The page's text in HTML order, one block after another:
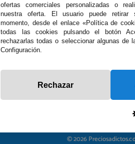
© 2026
ofertas comerciales personalizadas o
nuestra oferta. El usuario puede retirar
momento, desde el enlace «Política de
todas las cookies pulsando el botón
rechazarlas todas o seleccionar algunas de
Configuración.
Rechazar